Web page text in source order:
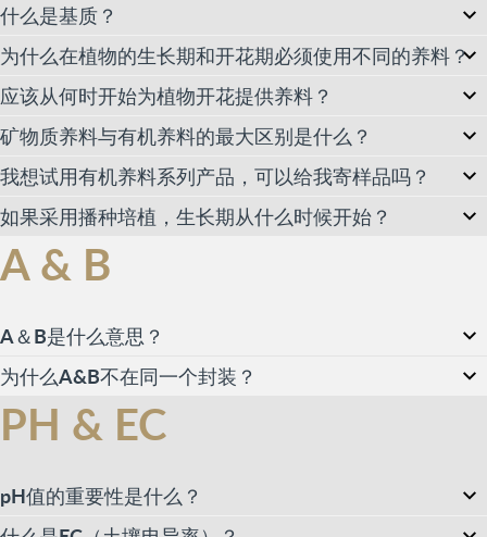
什么是基质？
为什么在植物的生长期和开花期必须使用不同的养料？
应该从何时开始为植物开花提供养料？
矿物质养料与有机养料的最大区别是什么？
我想试用有机养料系列产品，可以给我寄样品吗？
如果采用播种培植，生长期从什么时候开始？
A & B
A＆B是什么意思？
为什么A&B不在同一个封装？
PH & EC
pH值的重要性是什么？